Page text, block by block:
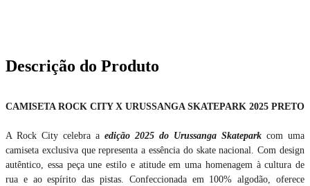
Descrição do Produto
CAMISETA ROCK CITY X URUSSANGA SKATEPARK 2025 PRETO
A Rock City celebra a edição 2025 do Urussanga Skatepark com uma
camiseta exclusiva que representa a essência do skate nacional. Com design
autêntico, essa peça une estilo e atitude em uma homenagem à cultura de
rua e ao espírito das pistas. Confeccionada em 100% algodão, oferece